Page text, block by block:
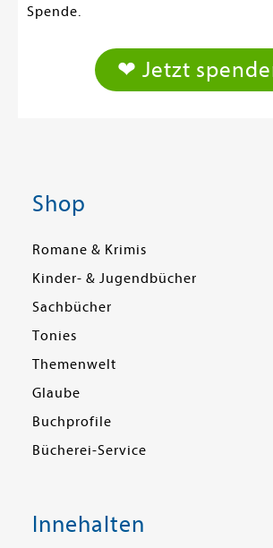
Spende.
❤ Jetzt
Shop
Romane & Krimis
Kinder- & Jugendbücher
Sachbücher
Tonies
Themenwelt
Glaube
Buchprofile
Bücherei-Service
Innehalten